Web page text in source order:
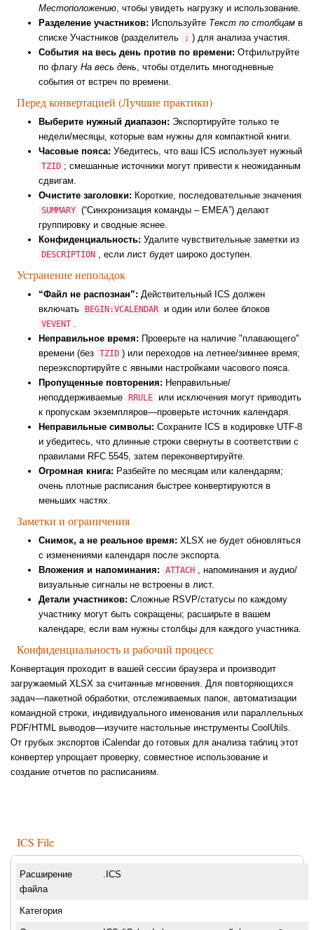
Местоположению, чтобы увидеть нагрузку и использование.
Разделение участников: Используйте Текст по столбцам в
списке Участников (разделитель
; ) для анализа участия.
События на весь день против по времени: Отфильтруйте
по флагу На весь день, чтобы отделить многодневные
события от встреч по времени.
Перед конвертацией (Лучшие практики)
Выберите нужный диапазон: Экспортируйте только те
недели/месяцы, которые вам нужны для компактной книги.
Часовые пояса: Убедитесь, что ваш ICS использует нужный
TZID ; смешанные источники могут привести к неожиданным
сдвигам.
Очистите заголовки: Короткие, последовательные значения
SUMMARY (“Синхронизация команды – EMEA”) делают
группировку и сводные яснее.
Конфиденциальность: Удалите чувствительные заметки из
DESCRIPTION , если лист будет широко доступен.
Устранение неполадок
“Файл не распознан”: Действительный ICS должен
включать
BEGIN:VCALENDAR и один или более блоков
VEVENT .
Неправильное время: Проверьте на наличие "плавающего"
времени (без TZID ) или переходов на летнее/зимнее время;
переэкспортируйте с явными настройками часового пояса.
Пропущенные повторения: Неправильные/
неподдерживаемые
RRULE или исключения могут приводить
к пропускам экземпляров—проверьте источник календаря.
Неправильные символы: Сохраните ICS в кодировке UTF-8
и убедитесь, что длинные строки свернуты в соответствии с
правилами RFC 5545, затем переконвертируйте.
Огромная книга: Разбейте по месяцам или календарям;
очень плотные расписания быстрее конвертируются в
меньших частях.
Заметки и ограничения
Снимок, а не реальное время: XLSX не будет обновляться
с изменениями календаря после экспорта.
Вложения и напоминания:
ATTACH , напоминания и аудио/
визуальные сигналы не встроены в лист.
Детали участников: Сложные RSVP/статусы по каждому
участнику могут быть сокращены; расширьте в вашем
календаре, если вам нужны столбцы для каждого участника.
Конфиденциальность и рабочий процесс
Конвертация проходит в вашей сессии браузера и производит
загружаемый XLSX за считанные мгновения. Для повторяющихся
задач—пакетной обработки, отслеживаемых папок, автоматизации
командной строки, индивидуального именования или параллельных
PDF/HTML выводов—изучите настольные инструменты CoolUtils.
От грубых экспортов iCalendar до готовых для анализа таблиц этот
конвертер упрощает проверку, совместное использование и
создание отчетов по расписаниям.
ICS File
Расширение
файла
.ICS
Категория